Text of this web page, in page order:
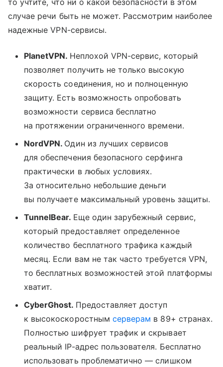
случае речи быть не может. Рассмотрим наиболее
надежные VPN-сервисы.
PlanetVPN. Неплохой VPN-сервис, который
позволяет получить не только высокую
скорость соединения, но и полноценную
защиту. Есть возможность опробовать
возможности сервиса бесплатно
на протяжении ограниченного времени.
NordVPN. Один из лучших сервисов
для обеспечения безопасного серфинга
практически в любых условиях.
За относительно небольшие деньги
вы получаете максимальный уровень защиты.
TunnelBear. Еще один зарубежный сервис,
который предоставляет определенное
количество бесплатного трафика каждый
месяц. Если вам не так часто требуется VPN,
то бесплатных возможностей этой платформы
хватит.
CyberGhost. Предоставляет доступ
к высокоскоростным серверам в 89+ странах.
Полностью шифрует трафик и скрывает
реальный IP-адрес пользователя. Бесплатно
использовать проблематично — слишком